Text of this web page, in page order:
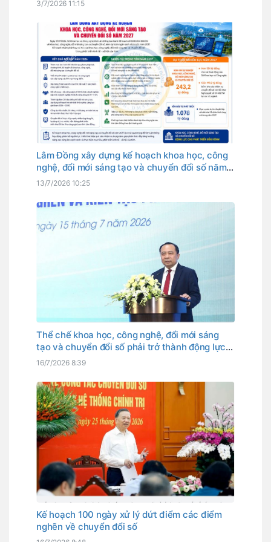
3/7/2026 11:15
Lâm Đồng xây dựng kế hoạch khoa học, công
nghệ, đổi mới sáng tạo và chuyển đổi số năm
2027
13/7/2026 10:25
Thể chế khoa học, công nghệ, đổi mới sáng
tạo và chuyển đổi số phải trở thành động lực
phát triển
16/7/2026 8:39
Kế hoạch 100 ngày xử lý dứt điểm các điểm
nghẽn về chuyển đổi số